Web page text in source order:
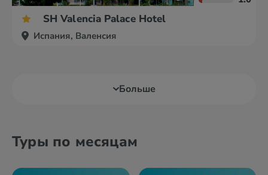
SH Valencia Palace Hotel
Испания, Валенсия
Больше
Туры по месяцам